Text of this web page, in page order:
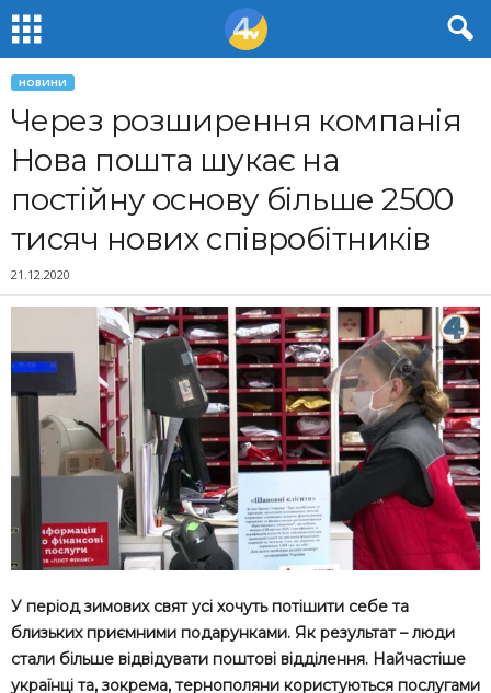
НОВИНИ
Через розширення компанія
Нова пошта шукає на
постійну основу більше 2500
тисяч нових співробітників
21.12.2020
У період зимових свят усі хочуть потішити себе та
близьких приємними подарунками. Як результат – люди
стали більше відвідувати поштові відділення. Найчастіше
українці та, зокрема, тернополяни користуються послугами